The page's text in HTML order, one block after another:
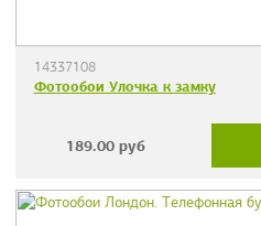
14337108
Фотообои Улочка к замку
189.00 руб